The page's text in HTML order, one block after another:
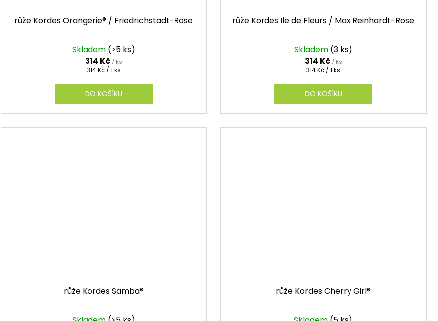
růže Kordes Orangerie® / Friedrichstadt-Rose
Skladem (>5 ks)
314 Kč / ks
Měrná
314 Kč / 1 ks
DO KOŠÍKU
růže Kordes Ile de Fleurs / Max Reinhardt-Rose
Skladem (3 ks)
314 Kč / ks
Měrná
314 Kč / 1 ks
DO KOŠÍKU
růže Kordes Samba® růže Kordes Cherry Girl®